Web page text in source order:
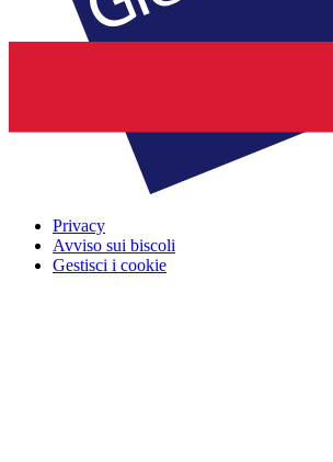
Privacy
Avviso sui biscoli
Gestisci i cookie